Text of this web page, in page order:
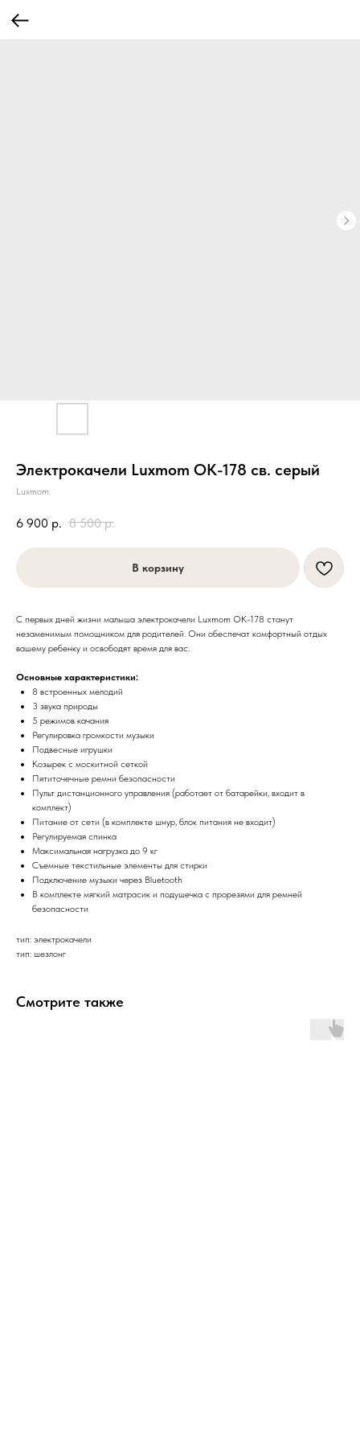
Электрокачели Luxmom OK-178 св. серый
Luxmom
6 900 р. 8 500 р.
В корзину
С первых дней жизни малыша электрокачели Luxmom OK-178 станут
незаменимым помощником для родителей. Они обеспечат комфортный отдых
вашему ребенку и освободят время для вас.
Основные характеристики:
8 встроенных мелодий
3 звука природы
5 режимов качания
Регулировка громкости музыки
Подвесные игрушки
Козырек с москитной сеткой
Пятиточечные ремни безопасности
Пульт дистанционного управления (работает от батарейки, входит в
комплект)
Питание от сети (в комплекте шнур, блок питания не входит)
Регулируемая спинка
Максимальная нагрузка до 9 кг
Съемные текстильные элементы для стирки
Подключение музыки через Bluetooth
В комплекте мягкий матрасик и подушечка с прорезями для ремней
безопасности
тип: электрокачели
тип: шезлонг
Смотрите также